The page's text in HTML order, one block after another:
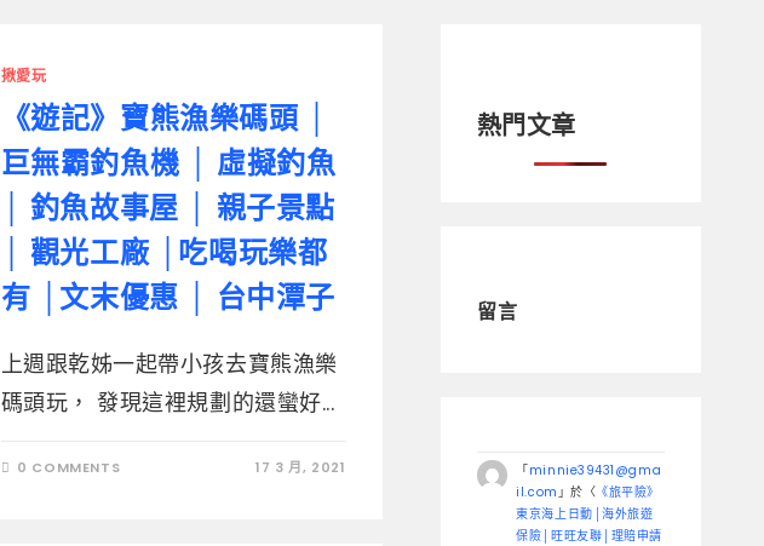
揪愛玩
《遊記》寶熊漁樂碼頭 │
巨無霸釣魚機 │ 虛擬釣魚
│ 釣魚故事屋 │ 親子景點
│ 觀光工廠 │吃喝玩樂都
有 │文末優惠 │ 台中潭子
上週跟乾姊一起帶小孩去寶熊漁樂
碼頭玩， 發現這裡規劃的還蠻好...
0 COMMENTS 17 3 月, 2021
熱門文章
留言
「minnie39431@gma
il.com 」於〈 《旅平險》
東京海上日動│海外旅遊
保險│旺旺友聯│理賠申請